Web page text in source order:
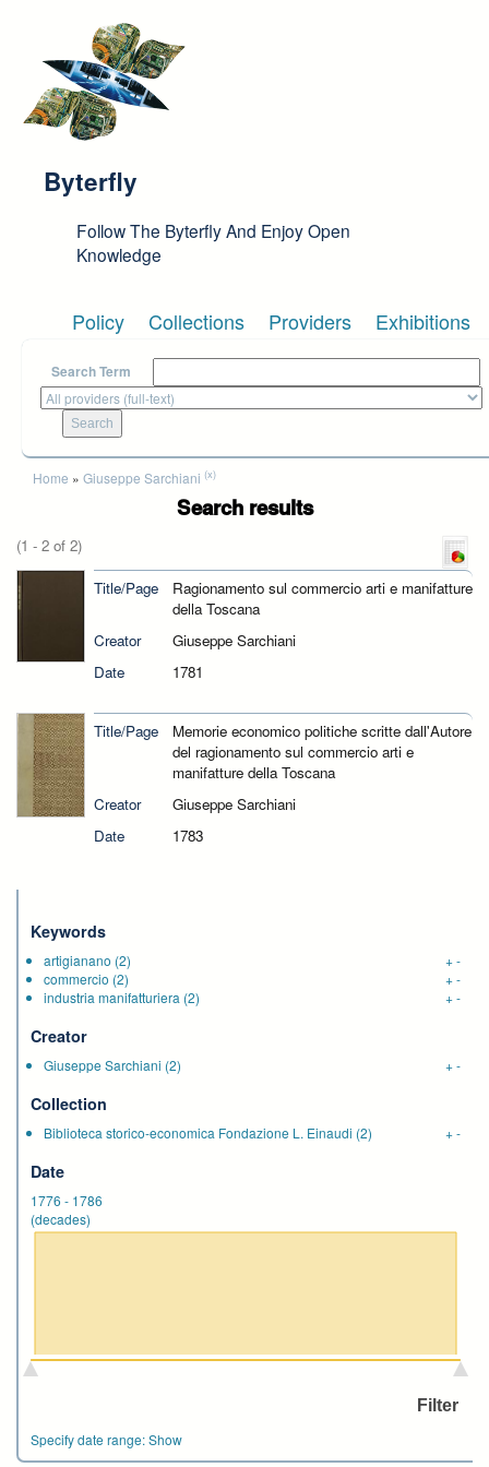
Byterfly
Follow The Byterfly And Enjoy Open
Knowledge
Policy Collections Providers Exhibitions
Search Term
You are here
Home » Giuseppe Sarchiani (x)
Search results
(1 - 2 of 2)
Title/Page
Ragionamento sul commercio arti e manifatture
della Toscana
Creator
Giuseppe Sarchiani
Date
1781
Title/Page
Memorie economico politiche scritte dall'Autore
del ragionamento sul commercio arti e
manifatture della Toscana
Creator
Giuseppe Sarchiani
Date
1783
Keywords
artigianano (2) +-
commercio (2) +-
industria manifatturiera (2) +-
Creator
Giuseppe Sarchiani (2) +-
Collection
Biblioteca storico-economica Fondazione L. Einaudi (2) +-
Date
1776 - 1786
(decades)
Specify date range:Show